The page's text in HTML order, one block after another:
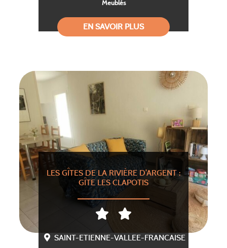
Meublés
EN SAVOIR PLUS
LES GÎTES DE LA RIVIÈRE D’ARGENT :
GÎTE LES CLAPOTIS
SAINT-ETIENNE-VALLEE-FRANCAISE